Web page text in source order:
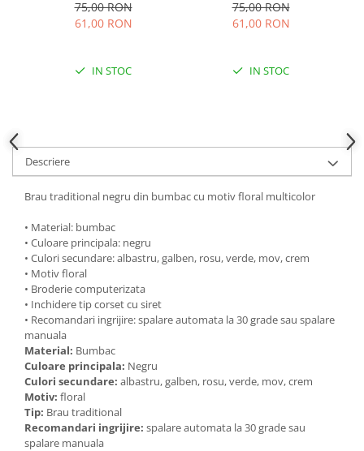
75,00 RON
61,00 RON
IN STOC
75,00 RON
61,00 RON
IN STOC
Descriere
Brau traditional negru din bumbac cu motiv floral multicolor
• Material: bumbac
• Culoare principala: negru
• Culori secundare: albastru, galben, rosu, verde, mov, crem
• Motiv floral
• Broderie computerizata
• Inchidere tip corset cu siret
• Recomandari ingrijire: spalare automata la 30 grade sau spalare
manuala
Material: Bumbac
Culoare principala: Negru
Culori secundare: albastru, galben, rosu, verde, mov, crem
Motiv: floral
Tip: Brau traditional
Recomandari ingrijire: spalare automata la 30 grade sau
spalare manuala